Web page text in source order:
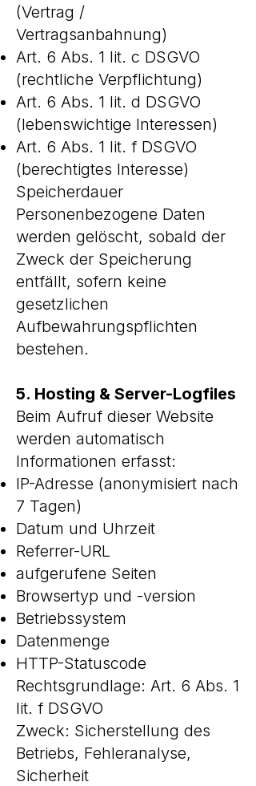
(Vertrag /
Vertragsanbahnung)
Art. 6 Abs. 1 lit. c DSGVO
(rechtliche Verpflichtung)
Art. 6 Abs. 1 lit. d DSGVO
(lebenswichtige Interessen)
Art. 6 Abs. 1 lit. f DSGVO
(berechtigtes Interesse)
Speicherdauer
Personenbezogene Daten
werden gelöscht, sobald der
Zweck der Speicherung
entfällt, sofern keine
gesetzlichen
Aufbewahrungspflichten
bestehen.
5. Hosting & Server-Logfiles
Beim Aufruf dieser Website
werden automatisch
Informationen erfasst:
IP-Adresse (anonymisiert nach
7 Tagen)
Datum und Uhrzeit
Referrer-URL
aufgerufene Seiten
Browsertyp und -version
Betriebssystem
Datenmenge
HTTP-Statuscode
Rechtsgrundlage: Art. 6 Abs. 1
lit. f DSGVO
Zweck: Sicherstellung des
Betriebs, Fehleranalyse,
Sicherheit